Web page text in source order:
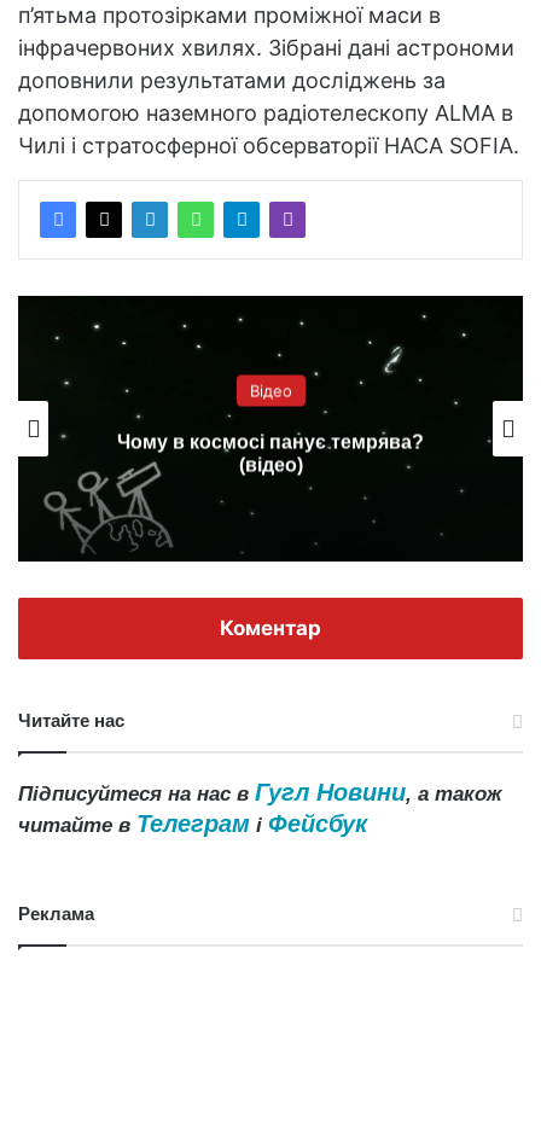
п’ятьма протозірками проміжної маси в
інфрачервоних хвилях. Зібрані дані астрономи
доповнили результатами досліджень за
допомогою наземного радіотелескопу ALMA в
Чилі і стратосферної обсерваторії НАСА SOFIA.
Відео
Чому в космосі панує темрява?
(відео)
Коментар
Читайте нас
Підписуйтеся на нас в Гугл Новини, а також
читайте в Телеграм і Фейсбук
Реклама